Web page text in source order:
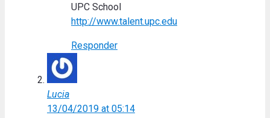
UPC School
http://www.talent.upc.edu
Responder
Lucia
13/04/2019 at 05:14